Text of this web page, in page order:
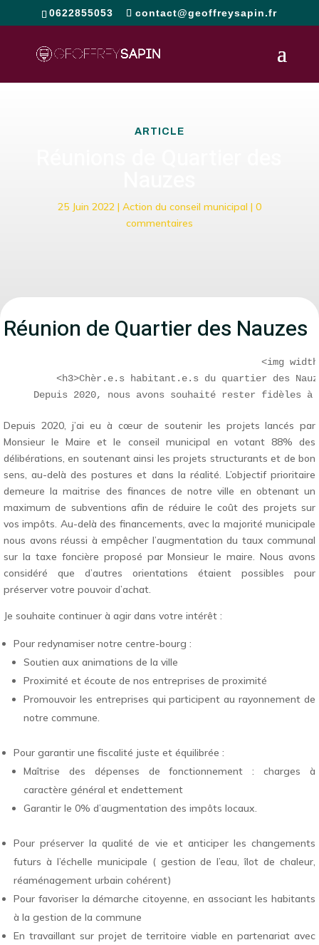
0622855053 contact@geoffreysapin.fr
ARTICLE
25 Juin 2022| Action du conseil municipal | 0
commentaires
Réunion de Quartier des Nauzes
<img
<h3>Chèr.e.s habitant.e.s du quartier
Depuis 2020, j’ai eu à cœur de soutenir les projets lancés par
Monsieur le Maire et le conseil municipal en votant 88% des
délibérations, en soutenant ainsi les projets structurants et de bon
sens, au-delà des postures et dans la réalité. L’objectif prioritaire
demeure la maitrise des finances de notre ville en obtenant un
maximum de subventions afin de réduire le coût des projets sur
vos impôts. Au-delà des financements, avec la majorité municipale
nous avons réussi à empêcher l’augmentation du taux communal
sur la taxe foncière proposé par Monsieur le maire. Nous avons
considéré que d’autres orientations étaient possibles pour
préserver votre pouvoir d’achat.
Je souhaite continuer à agir dans votre intérêt :
Pour redynamiser notre centre-bourg :
Soutien aux animations de la ville
Proximité et écoute de nos entreprises de proximité
Promouvoir les entreprises qui participent au rayonnement de
notre commune.
Pour garantir une fiscalité juste et équilibrée :
Maîtrise des dépenses de fonctionnement : charges à
caractère général et endettement
Garantir le 0% d’augmentation des impôts locaux.
Pour préserver la qualité de vie et anticiper les changements
futurs à l’échelle municipale ( gestion de l’eau, îlot de chaleur,
réaménagement urbain cohérent)
Pour favoriser la démarche citoyenne, en associant les habitants
à la gestion de la commune
En travaillant sur projet de territoire viable en partenariat avec